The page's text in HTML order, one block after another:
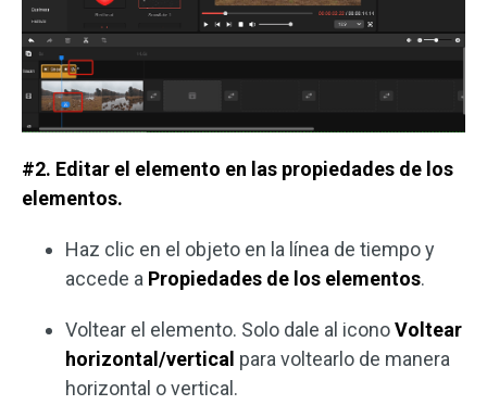
#2. Editar el elemento en las propiedades de los
elementos.
Haz clic en el objeto en la línea de tiempo y
accede a Propiedades de los elementos.
Voltear el elemento. Solo dale al iconoVoltear
horizontal/vertical para voltearlo de manera
horizontal o vertical.